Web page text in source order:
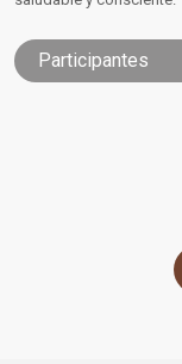
Participantes